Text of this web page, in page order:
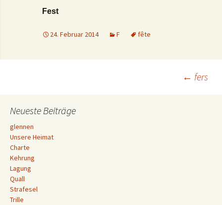
Fest
24. Februar 2014 F fête
Navigation
← fers
Neueste Beiträge
glennen
Unsere Heimat
Charte
Kehrung
Lagung
Quall
Strafesel
Trille